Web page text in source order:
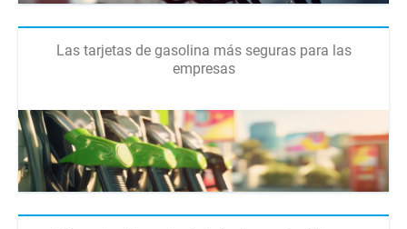
Las tarjetas de gasolina más seguras para las
empresas